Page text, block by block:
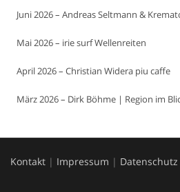
Juni 2026 – Andreas Seltmann &
Mai 2026 – irie surf Wellenreiten
April 2026 – Christian Widera piu caffe
März 2026 – Dirk Böhme | Region im
Kontakt | Impressum | Datenschutz